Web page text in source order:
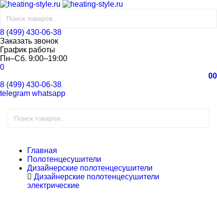
8 (499) 430-06-38
Заказать звонок
График работы
Пн–Сб. 9:00–19:00
0
00
8 (499) 430-06-38
telegram whatsapp
Главная
Полотенцесушители
Дизайнерские полотенцесушители
Дизайнерские полотенцесушители
электрические